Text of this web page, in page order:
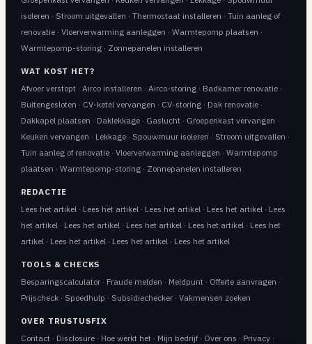
isoleren · Stroom uitgevallen · Thermostaat installeren · Tuin aanleg of
renovatie· Vloerverwarming aanleggen · Warmtepomp plaatsen ·
Warmtepomp-storing· Zonnepanelen installeren
WAT KOST HET?
Afvoer verstopt· Airco installeren · Airco-storing· Badkamer renovatie·
Buitengesloten · CV-ketel vervangen · CV-storing· Dak renovatie·
Dakkapel plaatsen · Daklekkage· Gaslucht· Groepenkast vervangen ·
Keuken vervangen · Lekkage· Spouwmuur isoleren · Stroom uitgevallen ·
Tuin aanleg of renovatie· Vloerverwarming aanleggen · Warmtepomp
plaatsen · Warmtepomp-storing· Zonnepanelen installeren
REDACTIE
Lees het artikel· Lees het artikel· Lees het artikel· Lees het artikel· Lees
het artikel· Lees het artikel· Lees het artikel· Lees het artikel· Lees het
artikel· Lees het artikel· Lees het artikel· Lees het artikel
TOOLS & CHECKS
Besparingscalculator· Fraude melden · Meldpunt· Offerte aanvragen ·
Prijscheck· Spoedhulp · Subsidiechecker· Vakmensen zoeken
OVER TRUSTUSFIX
Contact· Disclosure· Hoe werkt het· Mijn bedrijf· Over ons · Privacy·